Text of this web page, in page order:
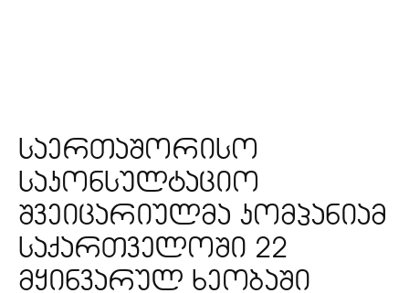
საერთაშორისო
საკონსულტაციო
შვეიცარიულმა კომპანიამ
საქართველოში 22
მყინვარულ ხეობაში